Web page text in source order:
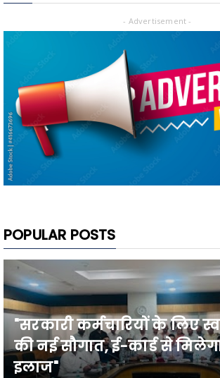
- Advertisement -
POPULAR POSTS
"सरकारी कर्मचारियों के लिए
की नई सौगात, ई-कार्ड से
इलाज"